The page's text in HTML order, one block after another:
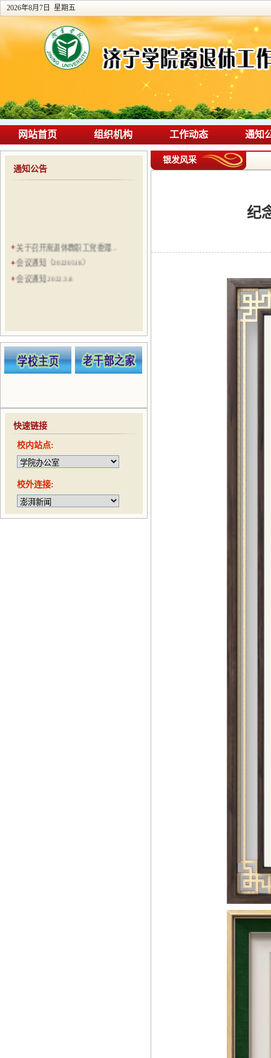
2026年8月7日 星期五
网站首页 组织机构 工作动态 通知
通知公告
关于召开离退休教职工党委理...
会议通知（20220518）
会议通知 2022.3.8
会议通知（20210422）
趣味运动会通知（20210416）
快速链接
校内站点:
校外连接:
银发风采
纪